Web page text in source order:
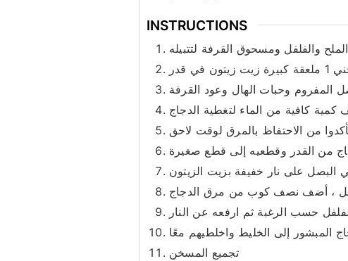
INSTRUCTIONS
والفلفل ومسحوق القرفة لتتبيله
زيتون في قدر
المفروم وحبات الهال وعود القرفة
من الاحتفاظ بالمرق لوقت لاحق
حسب الرغبة ثم ارفعه عن النار
تجميع المسخن